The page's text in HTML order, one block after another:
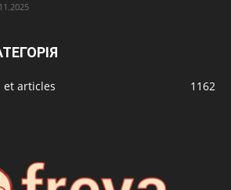
et articles 1162